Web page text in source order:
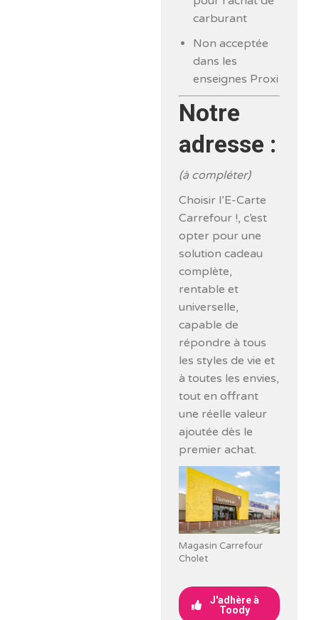
carburant
Non acceptée
dans les
enseignes Proxi
Notre
adresse :
(à compléter)
Choisir l’E-Carte
Carrefour !, c’est
opter pour une
solution cadeau
complète,
rentable et
universelle,
capable de
répondre à tous
les styles de vie et
à toutes les envies,
tout en offrant
une réelle valeur
ajoutée dès le
premier achat.
Magasin Carrefour
Cholet
J'adhère à
Toody